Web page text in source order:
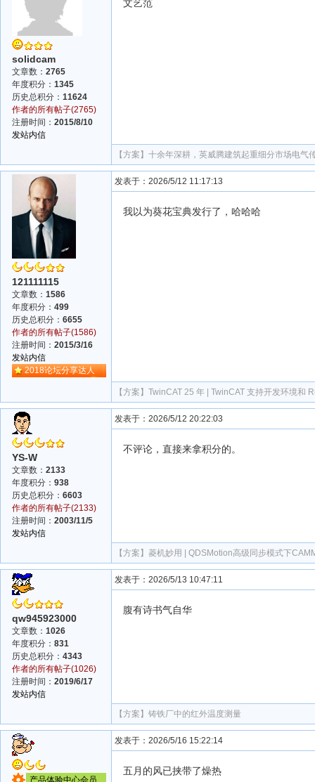
solidcam
文章数： 2765
年度积分： 1345
历史总积分： 11624
作者的所有帖子(2765)
注册时间： 2015/8/10
发站内信
文艺范
【方案】 十余年深耕，英威腾建筑起重细分市场电气
121111115
文章数： 1586
年度积分： 499
历史总积分： 6655
作者的所有帖子(1586)
注册时间： 2015/3/16
发站内信
2018论坛分享达人
发表于：2026/5/12 11:17:13
我以为葵花宝典发行了，哈哈哈
【方案】 TwinCAT 25 年 | TwinCAT 支持开发环境和
YS-W
文章数： 2133
年度积分： 938
历史总积分： 6603
作者的所有帖子(2133)
注册时间： 2003/11/5
发站内信
发表于：2026/5/12 20:22:03
不评论，直接来拿积分的。
【方案】 菱机妙用 | QDSMotion高级同步模式下
qw945923000
文章数： 1026
年度积分： 831
历史总积分： 4343
作者的所有帖子(1026)
注册时间： 2019/6/17
发站内信
发表于：2026/5/13 10:47:11
腹有诗书气自华
【方案】 铸铁厂中的红外温度测量
产品体验中心会员
发表于：2026/5/16 15:22:14
五月的风已挟带了燥热